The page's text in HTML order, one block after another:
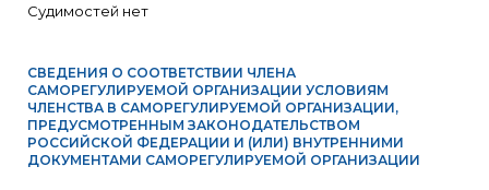
Судимостей нет
СВЕДЕНИЯ О СООТВЕТСТВИИ ЧЛЕНА
САМОРЕГУЛИРУЕМОЙ ОРГАНИЗАЦИИ УСЛОВИЯМ
ЧЛЕНСТВА В САМОРЕГУЛИРУЕМОЙ ОРГАНИЗАЦИИ,
ПРЕДУСМОТРЕННЫМ ЗАКОНОДАТЕЛЬСТВОМ
РОССИЙСКОЙ ФЕДЕРАЦИИ И (ИЛИ) ВНУТРЕННИМИ
ДОКУМЕНТАМИ САМОРЕГУЛИРУЕМОЙ ОРГАНИЗАЦИИ